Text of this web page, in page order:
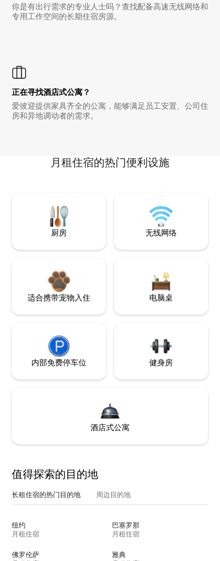
你是有出行需求的专业人士吗？查找配备高速无线网络和
专用工作空间的长期住宿房源。
正在寻找酒店式公寓？
爱彼迎提供家具齐全的公寓，能够满足员工安置、公司住
房和异地调动者的需求。
月租住宿的热门便利设施
厨房 无线网络
适合携带宠物入住 电脑桌
内部免费停车位 健身房
酒店式公寓
值得探索的目的地
长租住宿的热门目的地 周边目的地
纽约
月租住宿
巴塞罗那
月租住宿
佛罗伦萨
雅典